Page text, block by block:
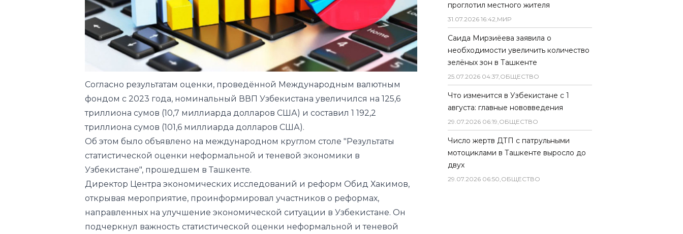
Согласно результатам оценки, проведённой Международным валютным
фондом с 2023 года, номинальный ВВП Узбекистана увеличился на 125,6
триллиона сумов (10,7 миллиарда долларов США) и составил 1 192,2
триллиона сумов (101,6 миллиарда долларов США).
Об этом было объявлено на международном круглом столе "Результаты
статистической оценки неформальной и теневой экономики в
Узбекистане", прошедшем в Ташкенте.
Директор Центра экономических исследований и реформ Обид Хакимов,
открывая мероприятие, проинформировал участников о реформах,
направленных на улучшение экономической ситуации в Узбекистане. Он
подчеркнул важность статистической оценки неформальной и теневой
экономики для выявления существующего потенциала и разработки
эффективной государственной политики.
"Эти исследования не только помогают понять текущее состояние
проглотил местного жителя
31.07.2026 16:42,МИР
Саида Мирзиёева заявила о
необходимости увеличить количество
зелёных зон в Ташкенте
25.07.2026 04:37,ОБЩЕСТВО
Что изменится в Узбекистане с 1
августа: главные нововведения
29.07.2026 06:19,ОБЩЕСТВО
Число жертв ДТП с патрульными
мотоциклами в Ташкенте выросло до
двух
29.07.2026 06:50,ОБЩЕСТВО